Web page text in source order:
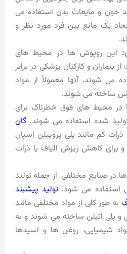
خون و مایعات بدن استفاده می
یک مانع بین فرد مورد نظر و
این روپوش ها در محیط های
بیماران و کارکنان پزشکی در برابر
می شوند. آنها معمولاً از مواد
ساخته می شوند.
در محیط های فوق خطرناک برای
شده استفاده می شوند. گان
ذرات کم مانند پلی پروپیلن اسپان
و برای کاهش ریزش الیاف یا ذرات
ها در صنایع مختلفی از جمله تولید
استفاده می شود. تولید پیشبند
به طور کلی از مواد مختلفی مانند
پلی اتیلن ساخته می شوند و به
شیمیایی، روغن ها و اسیدها